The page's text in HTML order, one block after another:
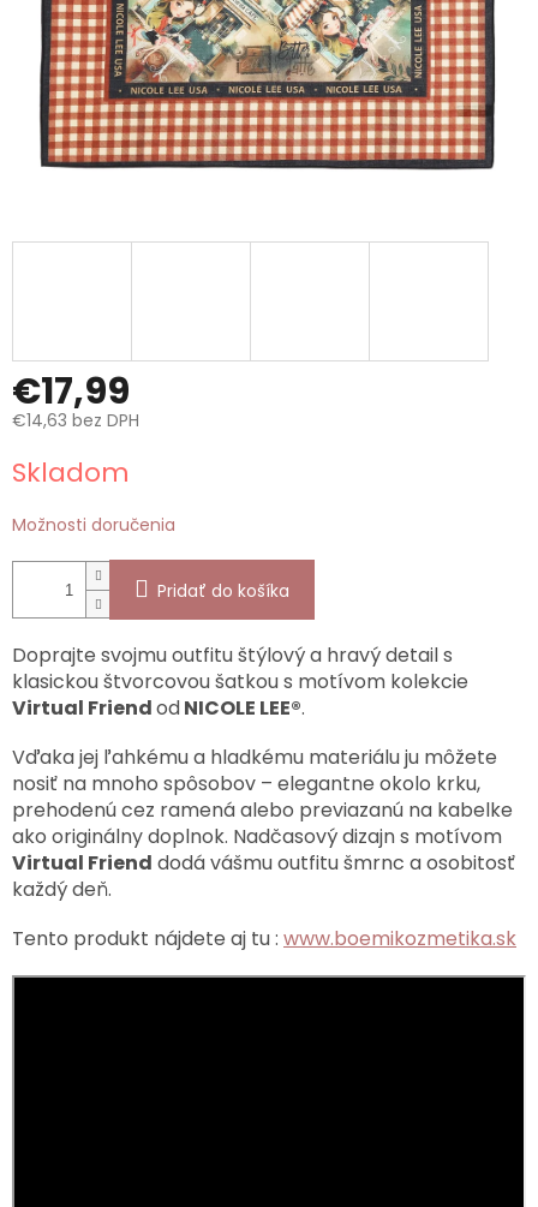
€17,99
€14,63 bez DPH
cena:
Skladom
Možnosti doručenia
Pridať do košíka
Doprajte svojmu outfitu štýlový a hravý detail s
klasickou štvorcovou šatkou s motívom kolekcie
Virtual FriendodNICOLE LEE®.
Vďaka jej ľahkému a hladkému materiálu ju môžete
nosiť na mnoho spôsobov – elegantne okolo krku,
prehodenú cez ramená alebo previazanú na kabelke
ako originálny doplnok. Nadčasový dizajn s motívom
Virtual Friend dodá vášmu outfitu šmrnc a osobitosť
každý deň.
Tento produkt nájdete aj tu : www.boemikozmetika.sk